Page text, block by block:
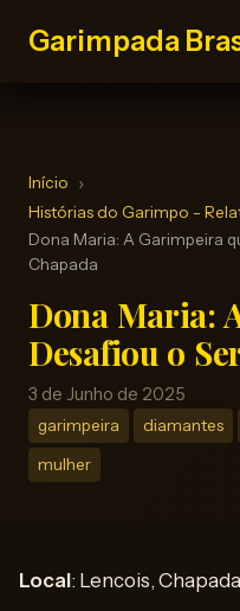
Garimpada
Início
Histórias do Garimpo -
Dona Maria: A Garimpeira
Chapada
Dona Maria:
Desafiou o
3 de Junho de 2025
garimpeira diamantes
mulher
Local: Lencois,